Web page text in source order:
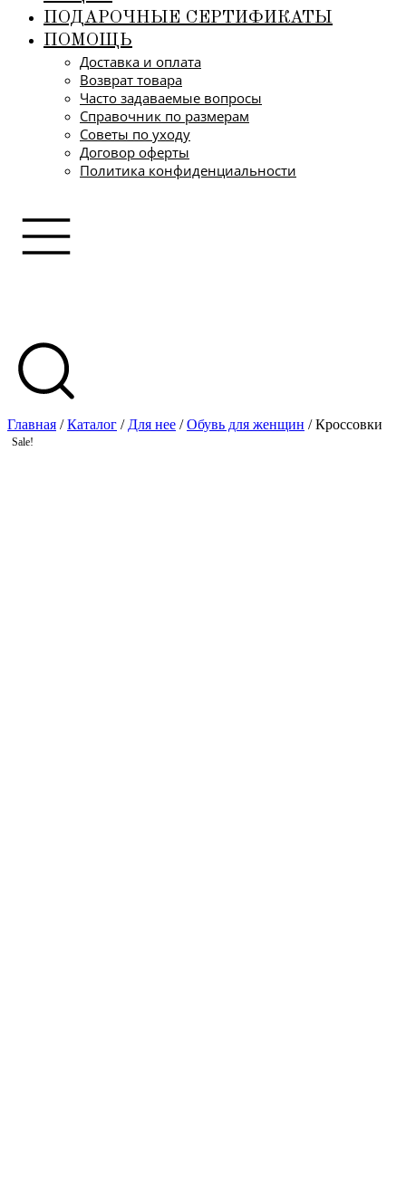
ПОДАРОЧНЫЕ СЕРТИФИКАТЫ
ПОМОЩЬ
Доставка и оплата
Возврат товара
Часто задаваемые вопросы
Справочник по размерам
Советы по уходу
Договор оферты
Политика конфиденциальности
Главная /Каталог / Для нее /Обувь для женщин / Кроссовки
Sale!